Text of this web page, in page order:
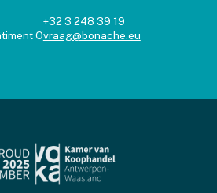
O
+32 3 248 39 19
vraag@bonache.eu